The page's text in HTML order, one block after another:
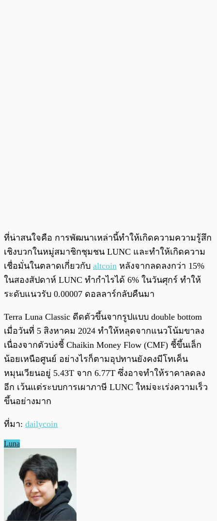
ที่น่าสนใจคือ การพัฒนาเหล่านี้ทำให้เกิดความความรู้สึก
เชิงบวกในหมู่สมาชิกชุมชน LUNC และทำให้เกิดความ
เชื่อมั่นในตลาดเกี่ยวกับ altcoin หลังจากลดลงกว่า 15%
ในสองสัปดาห์ LUNC ทำกำไรได้ 6% ในวันศุกร์ ทำให้
ระดับแนวรับ 0.00007 ดอลลาร์กลับคืนมา
Terra Luna Classic ดีดตัวขึ้นจากรูปแบบ double bottom
เมื่อวันที่ 5 สิงหาคม 2024 ทำให้หลุดจากแนวโน้มขาลง
เนื่องจากตัวบ่งชี้ Chaikin Money Flow (CMF) ชี้ขึ้นเล็ก
น้อยเหนือศูนย์ อย่างไรก็ตามอุปทานยังคงมีโทเค็น
หมุนเวียนอยู่ 5.43T จาก 6.77T ซึ่งอาจทำให้ราคาลดลง
อีก เว้นแต่ระบบการเผาภาษี LUNC ใหม่จะเร่งความเร็ว
ขึ้นอย่างมาก
ที่มา: dailycoin
Luna